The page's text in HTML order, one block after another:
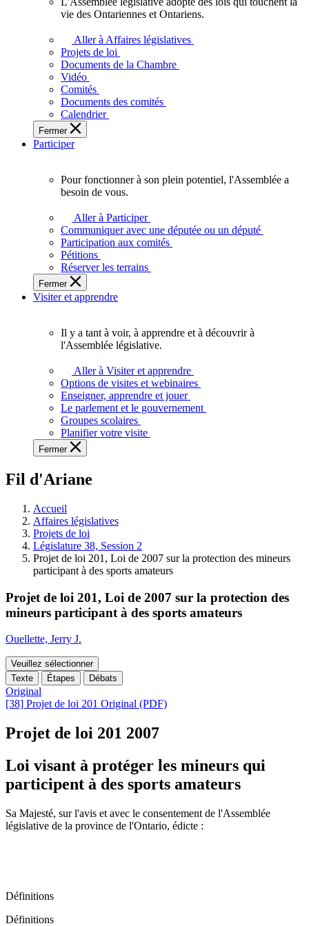
L'Assemblée
adopte
touchent
des
Ontariennes
et
vie des Ontariennes et Ontariens.
Aller à Affaires législatives
Projets de loi
Documents de la Chambre
Vidéo
Comités
Documents des comités
Calendrier
Fermer
Participer
plein
potentiel,
l'Assemblée
a
besoin
de
Pour fonctionner à son plein potentiel, l'Assemblée a
besoin de vous.
Aller à Participer
Communiquer avec une députée ou un député
Participation aux comités
Pétitions
Réserver les terrains
Fermer
Visiter et apprendre
voir,
apprendre
et
à
à
législative.
Il y a tant à voir, à apprendre et à découvrir à
l'Assemblée législative.
Aller à Visiter et apprendre
Options de visites et webinaires
Enseigner, apprendre et jouer
Le parlement et le gouvernement
Groupes scolaires
Planifier votre visite
Fermer
Fil d'Ariane
Accueil
Affaires législatives
Projets de loi
Législature 38, Session 2
Projet de loi 201, Loi de 2007 sur la protection des mineurs
participant à des sports amateurs
Projet de loi 201, Loi de 2007 sur la protection des
mineurs participant à des sports amateurs
Ouellette, Jerry J.
Veuillez sélectionner
Texte
Étapes Débats
Original
[38] Projet de loi 201 Original (PDF)
Projet de loi 201 2007
Loi visant à protéger les mineurs qui
participent à des sports amateurs
Sa Majesté, sur l'avis et avec le consentement de l'Assemblée
législative de la province de l'Ontario, édicte :
Définitions
Définitions